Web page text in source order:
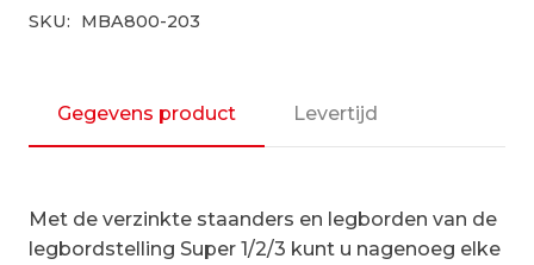
H3028
|aanbouwset
vak
aantal
SKU: MBA800-203
Gegevens product Levertijd
Met de verzinkte staanders en legborden van de
legbordstelling Super 1/2/3 kunt u nagenoeg elke